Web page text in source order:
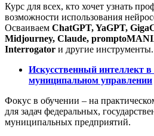
Курс для всех, кто хочет узнать
возможности использования
Осваиваем ChatGPT, YaGPT,
Midjourney, Claude,
Interrogator и другие инструменты.
Искусственный интеллект в
муниципальном управлении
Фокус в обучении – на
для задач федеральных,
муниципальных предприятий.